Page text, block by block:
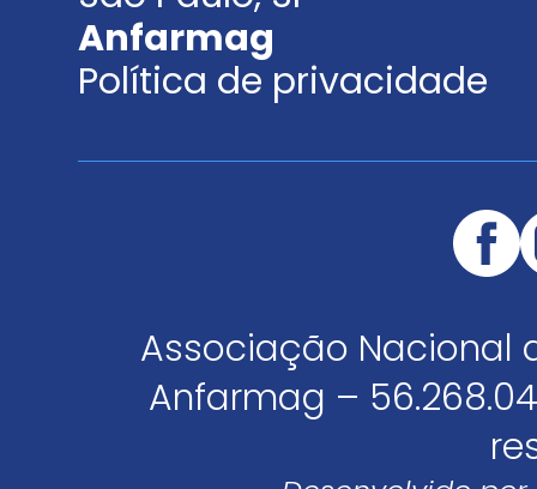
Anfarmag
Política de privacidade
Associação Nacional
Anfarmag –